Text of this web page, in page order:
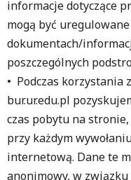
informacje dotyczące
mogą być
dokumentach/
poszczególnych
• Podczas
bur.ur.edu.pl
czas pobytu na
przy każdym
internetową. Dane te
anonimowy, w